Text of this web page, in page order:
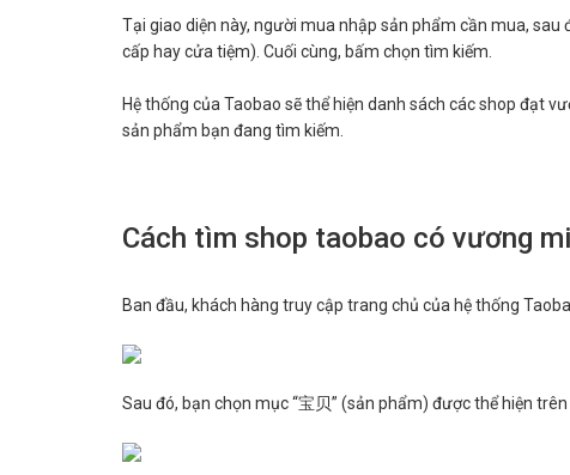
Tại giao diện này, người mua nhập sản phẩm cần mua, sau
cấp hay cửa tiệm). Cuối cùng, bấm chọn tìm kiếm.
Hệ thống của Taobao sẽ thể hiện danh sách các shop đạt
sản phẩm bạn đang tìm kiếm.
Cách tìm shop taobao có vương
Ban đầu, khách hàng truy cập trang chủ của hệ thống
Sau đó, bạn chọn mục “宝贝” (sản phẩm) được thể hiện